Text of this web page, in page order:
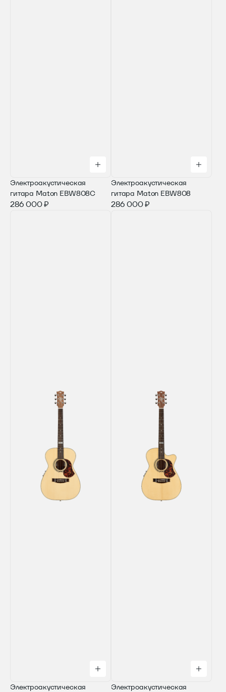
Электроакустическая
гитара Maton EBW808C
286 000 ₽
Электроакустическая
гитара Maton EBW808
286 000 ₽
Электроакустическая
Электроакустическая